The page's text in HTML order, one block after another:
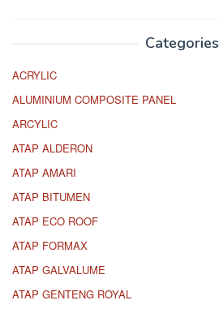
Categories
ACRYLIC
ALUMINIUM COMPOSITE PANEL
ARCYLIC
ATAP ALDERON
ATAP AMARI
ATAP BITUMEN
ATAP ECO ROOF
ATAP FORMAX
ATAP GALVALUME
ATAP GENTENG ROYAL